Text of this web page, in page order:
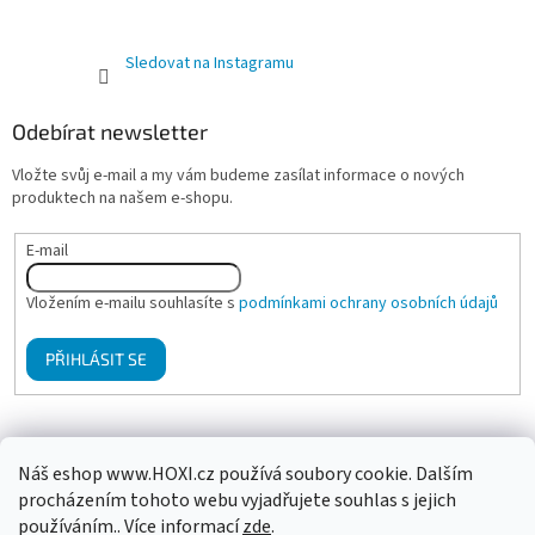
Náš eshop www.HOXI.cz používá soubory cookie. Dalším
procházením tohoto webu vyjadřujete souhlas s jejich
používáním.. Více informacízde.
Sledovat na Instagramu
Odebírat newsletter
Vložte svůj e-mail a my vám budeme zasílat informace o nových
produktech na našem e-shopu.
E-mail
Vložením e-mailu souhlasíte s podmínkami ochrany osobních údajů
PŘIHLÁSIT SE